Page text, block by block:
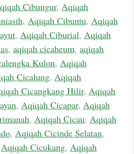
Cibungur, Aqiqah
, Aqiqah Cibuntu, Aqiqah
, Aqiqah Ciburial, Aqiqah
, aqiqah cicaheum, aqiqah
Kulon, Aqiqah
Cicalung, Aqiqah
Cicangkang Hilir, Aqiqah
, Aqiqah Cicapar, Aqiqah
, Aqiqah Cicau, Aqiqah
, Aqiqah Cicinde Selatan,
Aqiqah Cicukang, Aqiqah